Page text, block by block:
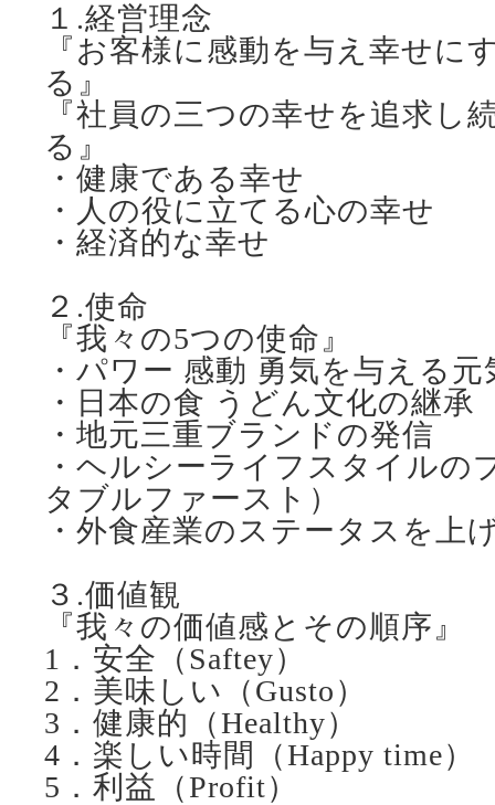
１.経営理念
『お客様に感動を与え幸せに
る』
『社員の三つの幸せを追求し
る』
・健康である幸せ
・人の役に立てる心の幸せ
・経済的な幸せ
２.使命
『我々の5つの使命』
・パワー 感動 勇気を与える元
・日本の食 うどん文化の継承
・地元三重ブランドの発信
・ヘルシーライフスタイルの
タブルファースト）
・外食産業のステータスを上
３.価値観
『我々の価値感とその順序』
1．安全（Saftey）
2．美味しい（Gusto）
3．健康的（Healthy）
4．楽しい時間（Happy time）
5．利益（Profit）